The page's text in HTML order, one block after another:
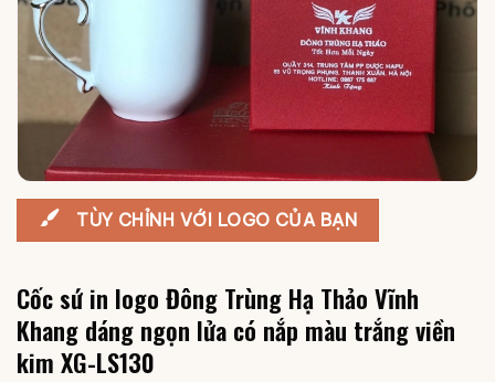
TÙY CHỈNH VỚI LOGO CỦA BẠN
Cốc sứ in logo Đông Trùng Hạ Thảo Vĩnh
Khang dáng ngọn lửa có nắp màu trắng viền
kim XG-LS130